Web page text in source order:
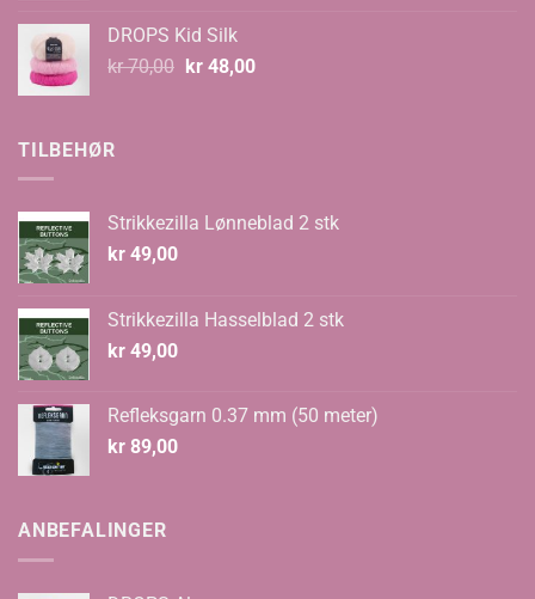
kr 67,00.
DROPS Kid Silk
kr70,00 Opprinnelig
kr48,00Nåværende
TILBEHØR
Strikkezilla Lønneblad 2 stk
kr 49,00
Strikkezilla Hasselblad 2 stk
kr 49,00
Refleksgarn 0.37 mm (50 meter)
kr 89,00
ANBEFALINGER